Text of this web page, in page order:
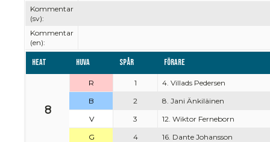
Kommentar
(sv):
Kommentar
(en):
Heat Huva Spår Förare
8
R 1
4. Villads Pedersen
B
2
8. Jani Änkiläinen
V
3
12. Wiktor Ferneborn
G
4
16. Dante Johansson